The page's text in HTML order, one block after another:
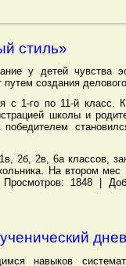
стиль»
у детей чувства
путем создания
с 1-го по 11-й класс.
школы и
2б, 2в, 6а классов,
На втором мес
Просмотров: 1848 |
навыков